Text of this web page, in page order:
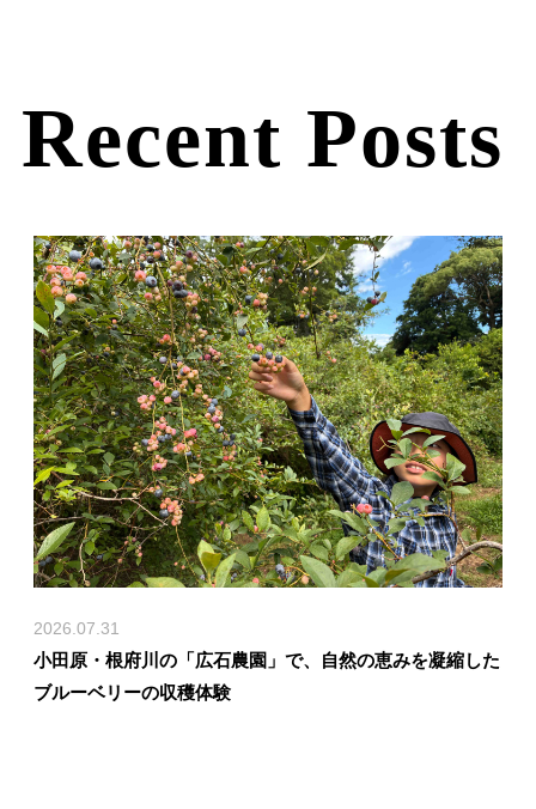
Recent Posts
2026.07.31
小田原・根府川の「広石農園」で、自然の恵みを凝縮した
ブルーベリーの収穫体験